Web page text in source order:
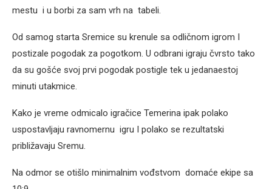
mestu i u borbi za sam vrh na tabeli.
Od samog starta Sremice su krenule sa odličnom igrom I
postizale pogodak za pogotkom. U odbrani igraju čvrsto tako
da su gošće svoj prvi pogodak postigle tek u jedanaestoj
minuti utakmice.
Kako je vreme odmicalo igračice Temerina ipak polako
uspostavljaju ravnomernu igru I polako se rezultatski
približavaju Sremu.
Na odmor se otišlo minimalnim vođstvom domaće ekipe sa